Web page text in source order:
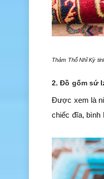
Thảm Thổ Nhĩ Kỳ
2. Đồ gốm sứ
Được xem là
chiếc đĩa, bình